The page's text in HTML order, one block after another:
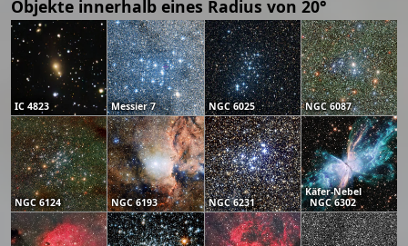
Objekte innerhalb eines Radius von 20°
IC 4823 Messier 7 NGC 6025 NGC 6087
NGC 6124 NGC 6193 NGC 6231
Käfer-Nebel
NGC 6302